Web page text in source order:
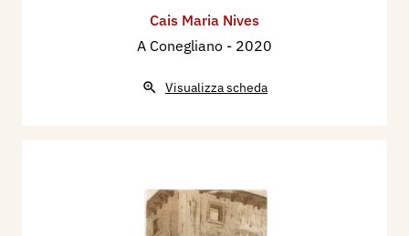
Cais Maria Nives
A Conegliano - 2020
Visualizza scheda